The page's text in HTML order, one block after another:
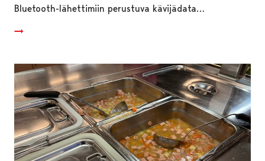
Bluetooth-lähettimiin perustuva kävijädata…